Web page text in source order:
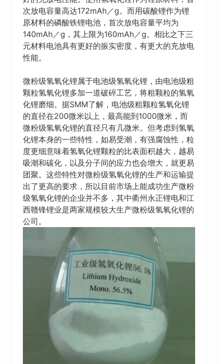
次放电容量高达172mAh／g。而用碳酸锂作为锂
原材料的磷酸铁锂电池，首次放电容量平均为
140mAh／g，其上限为160mAh／g。相比之下三
元材料电池具有更好的振实密度，有更大的充放电
性能。
微粉级氢氧化锂属于电池级氢氧化锂，由电池级粗
颗粒氢氧化锂多加一道破碎工艺，将粗颗粒的氢氧
化锂磨细。据SMM了解，电池级粗颗粒氢氧化锂
的直径在200微米以上，最高能到1000微米，而
微粉级氢氧化锂的直径只有几微米。但考虑到氢氧
化锂本身的一些特性，如易受潮，有强腐蚀性，粒
度更细意味着氢氧化锂颗粒的比表面积越大，越易
吸潮和碳化，以及分子间的应力也会增大，就更易
团聚。这些特性对微粉级氢氧化锂的生产和运输提
出了更高的要求，所以目前市场上能成功生产微粉
级氢氧化锂的企业并不多，其中衢州永正锂电和江
西赣锋锂业是两家规模较大生产微粉级氢氧化锂的
公司。